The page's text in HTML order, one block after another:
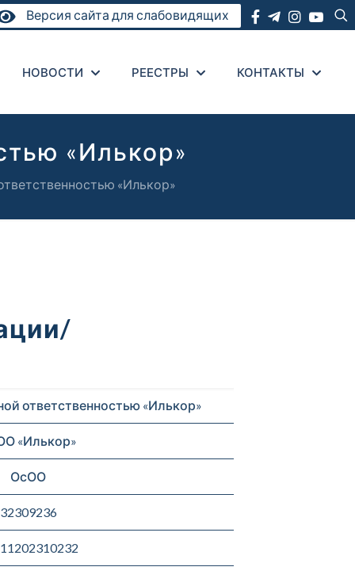
Версия сайта для слабовидящих
НОВОСТИ РЕЕСТРЫ КОНТАКТЫ
«Илькор»
«Илькор»
ответственностью «Илькор»
«Илькор»
ОсОО
32309236